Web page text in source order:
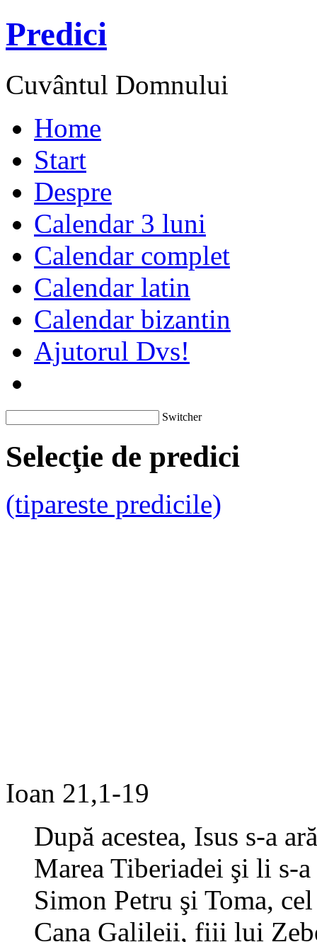
Predici
Cuvântul Domnului
Home
Start
Despre
Calendar 3 luni
Calendar complet
Calendar latin
Calendar bizantin
Ajutorul Dvs!
Switcher
Selecţie de predici
(tipareste predicile)
Ioan 21,1-19
După acestea, Isus s-a
Marea Tiberiadei şi li s-
Simon Petru şi Toma,
Cana Galileii, fiii lui